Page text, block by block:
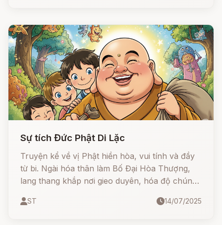
thiêng giúp xua đuổi tà ma trong dịp đầu năm
mới.
Sự tích Đức Phật Di Lặc
Truyện kể về vị Phật hiền hòa, vui tính và đầy
từ bi. Ngài hóa thân làm Bố Đại Hòa Thượng,
lang thang khắp nơi gieo duyên, hóa độ chúng
tiếng cười, niềm vui và lòng nhân ái.
ST 14/07/2025